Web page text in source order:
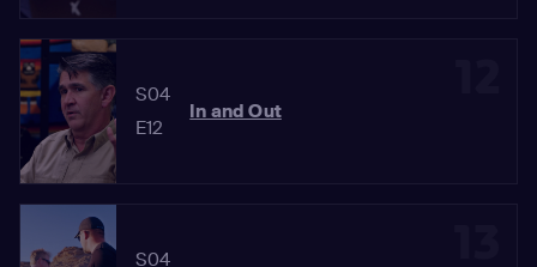
S04
E12
In and Out
S04